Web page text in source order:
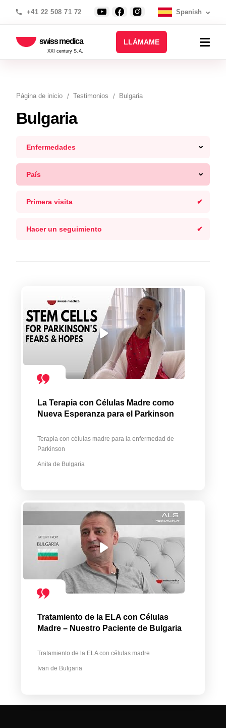
+41 22 508 71 72 Spanish
swiss medica
XXI century S.A.
LLÁMAME
Página de inicio Testimonios Bulgaria
Bulgaria
Enfermedades
País
Primera visita
Hacer un seguimiento
La Terapia con Células Madre como
Nueva Esperanza para el Parkinson
Terapia con células madre para la enfermedad de
Parkinson
Anita de Bulgaria
Tratamiento de la ELA con Células
Madre – Nuestro Paciente de Bulgaria
Tratamiento de la ELA con células madre
Ivan de Bulgaria